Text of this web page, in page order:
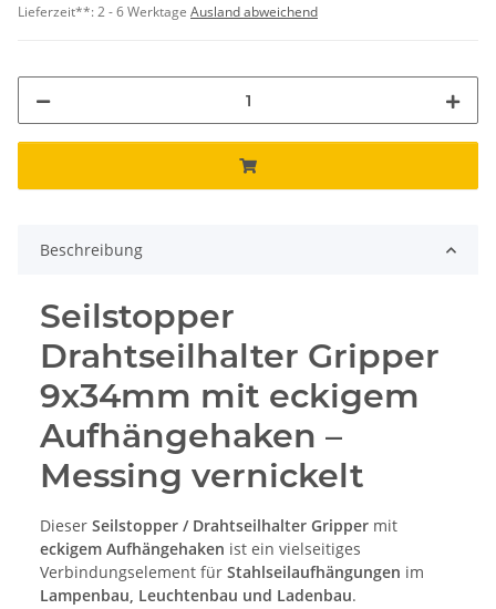
Lieferzeit**:2 - 6 Werktage Ausland abweichend
Beschreibung
Seilstopper
Drahtseilhalter Gripper
9x34mm mit eckigem
Aufhängehaken –
Messing vernickelt
Dieser Seilstopper / Drahtseilhalter Gripper mit
eckigem Aufhängehaken ist ein vielseitiges
Verbindungselement für Stahlseilaufhängungen im
Lampenbau, Leuchtenbau und Ladenbau.